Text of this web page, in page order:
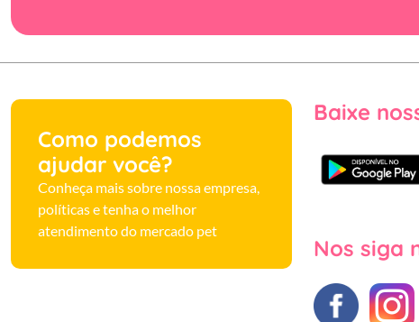
Como podemos
ajudar você?
Conheça mais sobre nossa empresa,
políticas e tenha o melhor
atendimento do mercado pet
Baixe
Nos siga